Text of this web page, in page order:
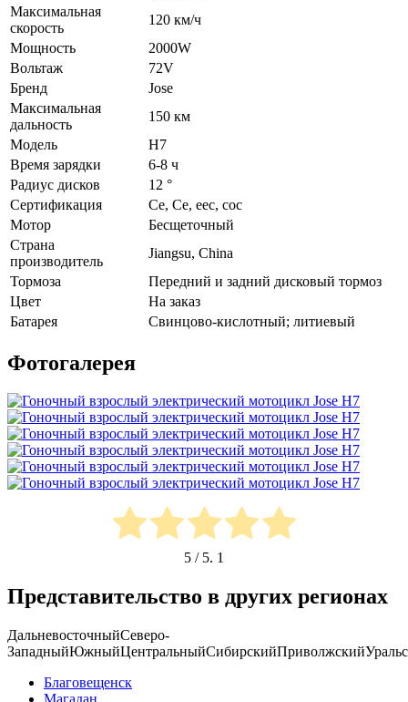
Максимальная
скорость
120 км/ч
Мощность
2000W
Вольтаж
72V
Бренд
Jose
Максимальная
дальность
150 км
Модель
H7
Время зарядки
6-8 ч
Радиус дисков
12 °
Сертификация
Ce, Ce, eec, coc
Мотор
Бесщеточный
Страна
производитель
Jiangsu, China
Тормоза
Передний и задний дисковый тормоз
Цвет
На заказ
Батарея
Свинцово-кислотный; литиевый
Фотогалерея
5 / 5. 1
Представительство в других регионах
ДальневосточныйСеверо-
ЗападныйЮжныйЦентральныйСибирскийПриволжский
Благовещенск
Магадан